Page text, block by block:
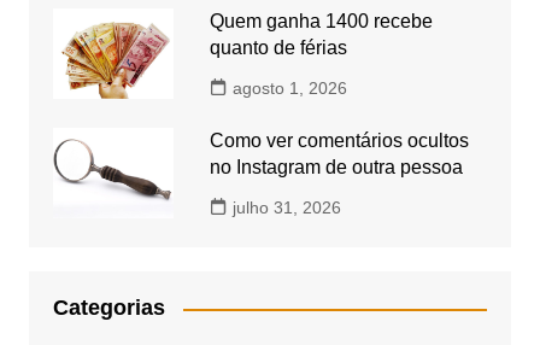
Quem ganha 1400 recebe
quanto de férias
agosto 1, 2026
Como ver comentários ocultos
no Instagram de outra pessoa
julho 31, 2026
Categorias